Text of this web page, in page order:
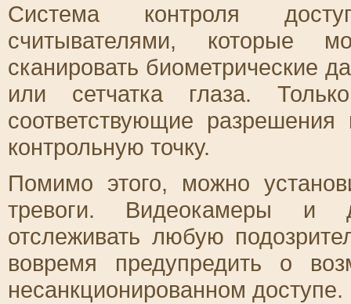
Система контроля
считывателями, которые
сканировать биометрические
или сетчатка глаза.
соответствующие
контрольную точку.
Помимо этого, можно
тревоги. Видеокамеры и
отслеживать любую
вовремя предупредить о
несанкционированном доступе.